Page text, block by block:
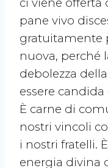
ci viene offerta
pane vivo
gratuitamente
nuova, perché
debolezza
essere candida
È carne di
nostri vincoli
i nostri fratelli.
energia divina